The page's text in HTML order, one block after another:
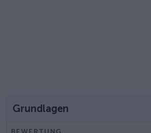
Grundlagen